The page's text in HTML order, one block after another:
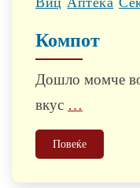
Компот
Дошло момче
вкус …
Повеќе